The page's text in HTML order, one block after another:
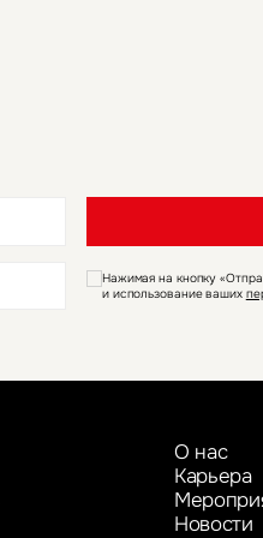
Нажимая на кнопку
и использование ваших
О нас
Карьера
Новости